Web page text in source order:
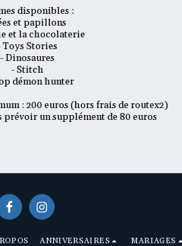
disponibles :
et papillons
et la chocolaterie
Toys Stories
- Dinosaures
- Stitch
démon hunter
: 200 euros (hors frais de routex2)
prévoir un supplément de 80 euros
ANNIVERSAIRES MARIAGES